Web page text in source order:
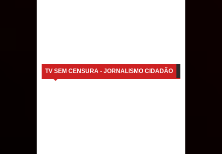
TV SEM CENSURA - JORNALISMO CIDADÃO